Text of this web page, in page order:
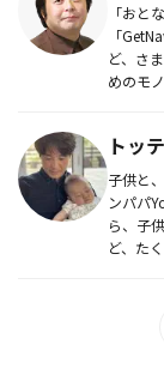
「おと
「
ど、さ
めのモ
トッ
子供と
ンパパ
ら、子
ど、た